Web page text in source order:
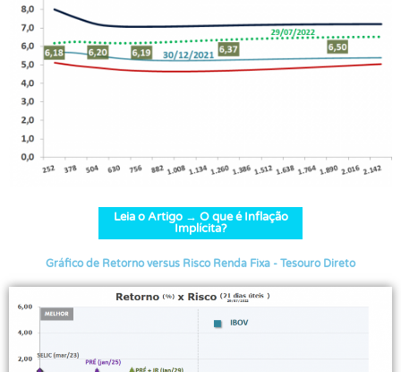
Leia o Artigo → O que é Inflação
Implícita?
Gráfico de Retorno versus Risco Renda Fixa - Tesouro Direto